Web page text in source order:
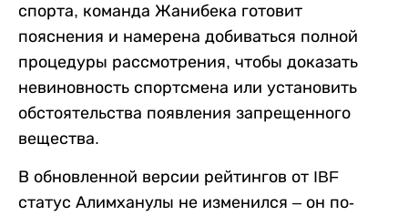
спорта, команда Жанибека готовит
пояснения и намерена добиваться полной
процедуры рассмотрения, чтобы доказать
невиновность спортсмена или установить
обстоятельства появления запрещенного
вещества.
В обновленной версии рейтингов от IBF
статус Алимханулы не изменился – он по-